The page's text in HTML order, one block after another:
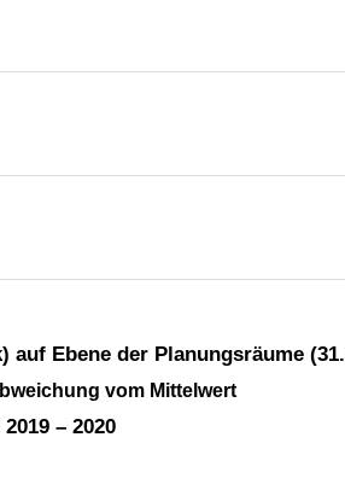
auf Ebene der Planungsräume
vom Mittelwert
– 2020